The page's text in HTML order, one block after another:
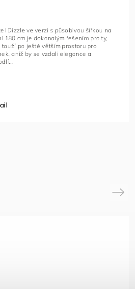
Dizzle ve verzi s působivou šířkou na
180 cm je dokonalým řešením pro ty,
touží po ještě větším prostoru pro
aniž by se vzdali elegance a
Next